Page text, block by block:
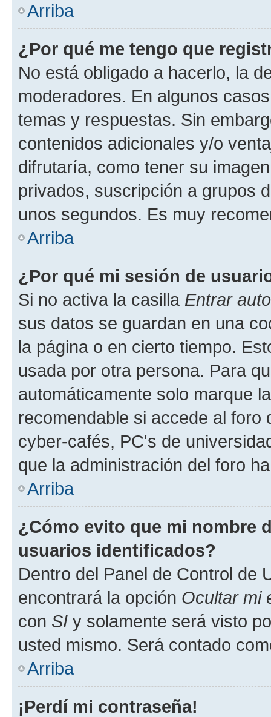
Arriba
¿Por qué me tengo que
No está obligado a hacerlo, la
moderadores. En algunos
temas y respuestas. Sin
contenidos adicionales y/o
difrutaría, como tener su
privados, suscripción a grupos
unos segundos. Es muy
Arriba
¿Por qué mi sesión de
Si no activa la casilla Entrar
sus datos se guardan en una
la página o en cierto tiempo.
usada por otra persona. Para
automáticamente solo marque
recomendable si accede al foro
cyber-cafés, PC's de
que la administración del foro
Arriba
¿Cómo evito que mi nombre
usuarios identificados?
Dentro del Panel de Control de
encontrará la opción Ocultar mi
con SI y solamente será visto
usted mismo. Será contado
Arriba
¡Perdí mi contraseña!